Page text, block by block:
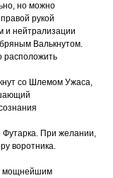
но можно
рукой
и нейтрализации
Валькнутом.
расположить
со Шлемом Ужаса,
При желании,
воротника.
мощнейшим